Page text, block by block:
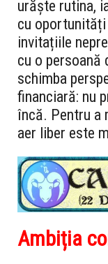
urăște rutina,
cu oportunități
invitațiile
cu o
schimba
financiară: nu
încă. Pentru a
aer liber este
Ambiția